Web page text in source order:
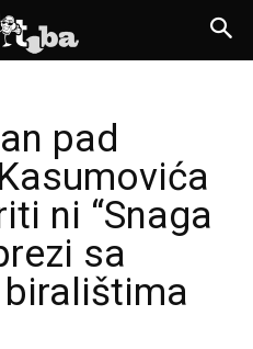
pad
ni “Snaga
sa
biralištima